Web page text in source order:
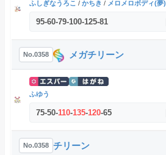
ふしぎなうろこ / かちき / メロメロボディ(夢)
95-60-79-100-125-81
No.0358 メガチリーン
ふゆう
75-50-110-135-120-65
No.0358 チリーン